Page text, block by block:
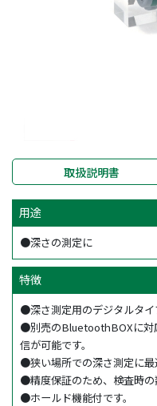
取扱説明書
用途
●深さの測定に
特徴
●深さ測定用のデジタルタイ
●別売のBluetoothBOXに対
信が可能です。
●狭い場所での深さ測定に最
●精度保証のため、検査時の
●ホールド機能付です。